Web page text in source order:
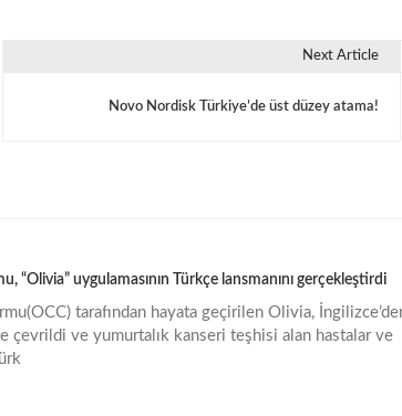
Next Article
Novo Nordisk Türkiye’de üst düzey atama!
“Olivia” uygulamasının Türkçe lansmanını gerçekleştirdi
tarafından hayata geçirilen Olivia,
çevrildi ve yumurtalık kanseri teşhisi alan hastalar ve